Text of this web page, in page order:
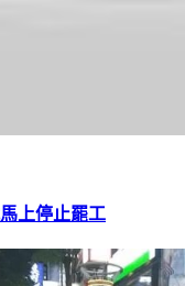
上停止罷工